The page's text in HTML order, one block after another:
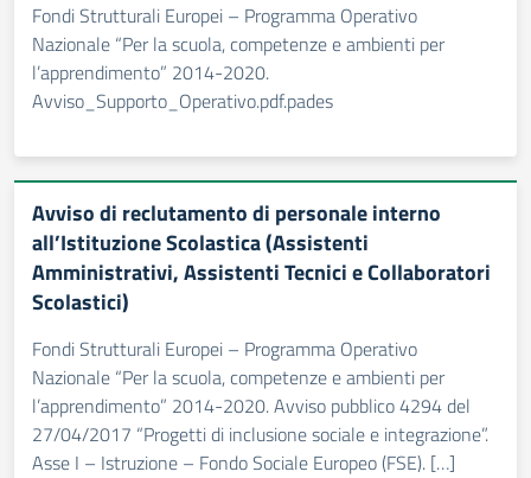
Fondi Strutturali Europei – Programma Operativo
Nazionale “Per la scuola, competenze e ambienti per
l’apprendimento” 2014-2020.
Avviso_Supporto_Operativo.pdf.pades
Avviso di reclutamento di personale interno
all’Istituzione Scolastica (Assistenti
Amministrativi, Assistenti Tecnici e Collaboratori
Scolastici)
Fondi Strutturali Europei – Programma Operativo
Nazionale “Per la scuola, competenze e ambienti per
l’apprendimento” 2014-2020. Avviso pubblico 4294 del
27/04/2017 “Progetti di inclusione sociale e integrazione”.
Asse I – Istruzione – Fondo Sociale Europeo (FSE). […]